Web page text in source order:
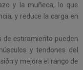
y la muñeca, lo que
y reduce la carga en
de estiramiento pueden
y tendones del
y mejora el rango de